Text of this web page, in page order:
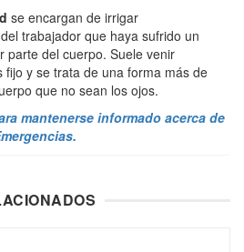
se encargan de irrigar
trabajador que haya sufrido un
parte del cuerpo. Suele venir
fijo y se trata de una forma más de
que no sean los ojos.
mantenerse informado acerca de